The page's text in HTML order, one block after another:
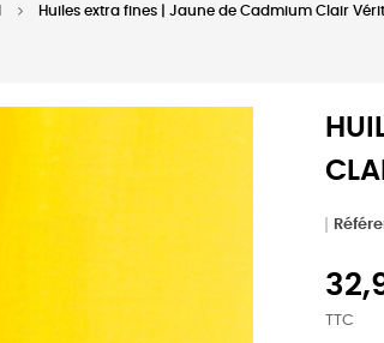
Huiles extra fines | Jaune de Cadmium Clair
TTC